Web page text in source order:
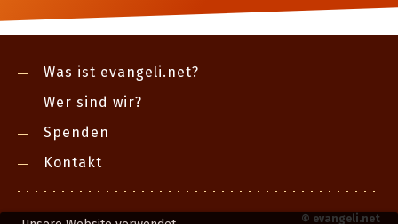
Was ist evangeli.net?
Wer sind wir?
Spenden
Kontakt
© evangeli.net